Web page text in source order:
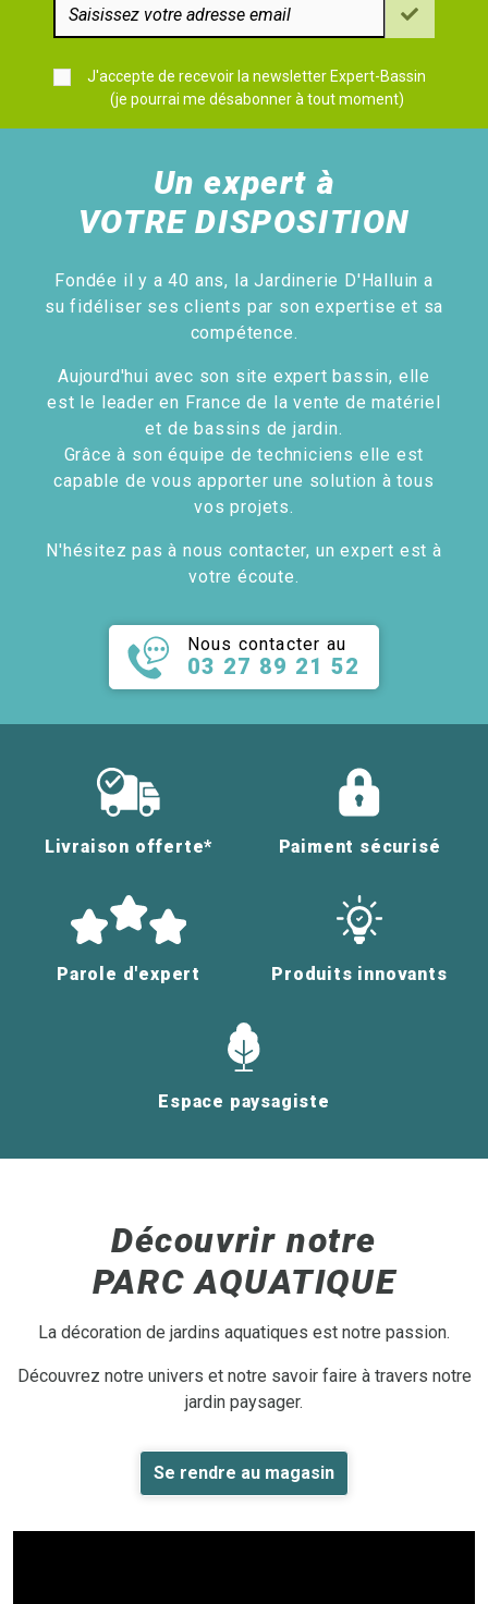
J'accepte de recevoir la newsletter Expert-Bassin
(je pourrai me désabonner à tout moment)
Un expert à
VOTRE DISPOSITION
Fondée il y a 40 ans, la Jardinerie D'Halluin a
su fidéliser ses clients par son expertise et sa
compétence.
Aujourd'hui avec son site expert bassin, elle
est le leader en France de la vente de matériel
et de bassins de jardin.
Grâce à son équipe de techniciens elle est
capable de vous apporter une solution à tous
vos projets.
N'hésitez pas à nous contacter, un expert est à
votre écoute.
Nous contacter au
03 27 89 21 52
Livraison offerte* Paiment sécurisé
Parole d'expert Produits innovants
Espace paysagiste
Découvrir notre
PARC AQUATIQUE
La décoration de jardins aquatiques est notre passion.
Découvrez notre univers et notre savoir faire à travers notre
jardin paysager.
Se rendre au magasin